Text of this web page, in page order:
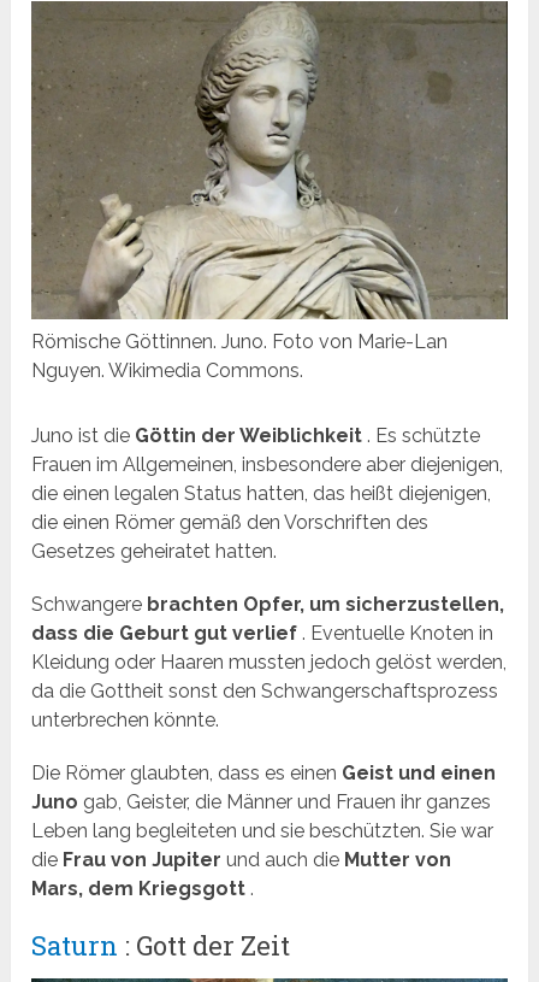
Römische Göttinnen. Juno. Foto von Marie-Lan
Nguyen. Wikimedia Commons.
Juno ist die Göttin der Weiblichkeit . Es schützte
Frauen im Allgemeinen, insbesondere aber diejenigen,
die einen legalen Status hatten, das heißt diejenigen,
die einen Römer gemäß den Vorschriften des
Gesetzes geheiratet hatten.
Schwangere brachten Opfer, um sicherzustellen,
dass die Geburt gut verlief . Eventuelle Knoten in
Kleidung oder Haaren mussten jedoch gelöst werden,
da die Gottheit sonst den Schwangerschaftsprozess
unterbrechen könnte.
Die Römer glaubten, dass es einen Geist und einen
Juno gab, Geister, die Männer und Frauen ihr ganzes
Leben lang begleiteten und sie beschützten. Sie war
die Frau von Jupiter und auch die Mutter von
Mars, dem Kriegsgott .
Saturn : Gott der Zeit